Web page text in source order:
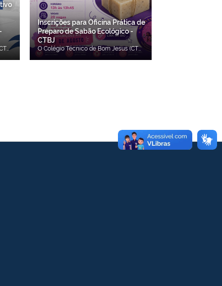
O Colégio Técnico de Bom Jesus (CTBJ/UFPI) torna público resultado de recurso contra dispositivos do Edital nº 18/2026, que dispõe sobre o Processo Seletivo para formação de cadastro de reserva de Mediadores Pedagógicos do Curso de Pós-Graduação Lato Sensu em Educação a Distância (EaD) na Educação Profissional e Tecnológica (EPT), ofertado no âmbito do Sistema Universidade Aberta do Brasil (UAB/CAPES). O processo seletivo contempla as funções de Mediador Pedagógico a Distância e Mediador Pedagógico Presencial, destinadas a profissionais com graduação em Pedagogia ou Licenciatura, pós-graduação na área de Educação e experiência em Educação a Distância, conforme os requisitos estabelecidos no edital. As inscrições serão realizadas exclusivamente por e-mail, no período de 29 de julho a 12 de agosto de 2026, mediante envio da documentação exigida em arquivo único no formato PDF para o endereço eletrônico Este endereço de email está sendo protegido de spambots. Você precisa do JavaScript ativado para vê-lo.. Clique no link abaixo para acessar o resultado de recurso contra dispositivos: Edital nº 18/2026 - Errata nº 01 do Edital nº 18/2026 Edital nº 18/2026 - Resultado de recurso contra dispositivos Edital nº 18/2026
Inscrições para Oficina Prática de
Preparo de Sabão Ecológico -
CTBJ
O Colégio Técnico de Bom Jesus (CTBJ/UFPI) informa que estão abertas as inscrições para a Oficina Prática de Preparo de Sabão Ecológico, promovida pelo projeto Meninas na Ciência – Química, Sustentabilidade e Protagonismo Feminino em Ação. A atividade tem como objetivo ensinar os participantes a transformar óleo de fritura usado em sabão ecológico, incentivando a educação ambiental, a sustentabilidade e a aplicação prática de conhecimentos em Química. Informações da oficina Data: 05 de agosto Horário: das 13h às 13h45 Número de vagas: 20 participantes Público-alvo A oficina é destinada a: Estudantes do Colégio Técnico de Bom Jesus (CTBJ/UFPI); Estudantes do Campus Professora Cinobelina Elvas (CPCE/UFPI); Comunidade externa à UFPI. Orientações aos participantes Cada participante deverá levar 300 mL de óleo de fritura usado, que será utilizado durante a realização da atividade. Inscrições As inscrições estarão abertas até o dia 1º de agosto e devem ser realizadas por meio do formulário eletrônico disponível no link abaixo: https://forms.gle/8D6oovqjjXZFtyiAA A participação é gratuita, porém as vagas são limitadas. Os interessados devem realizar a inscrição dentro do prazo para garantir sua participação.